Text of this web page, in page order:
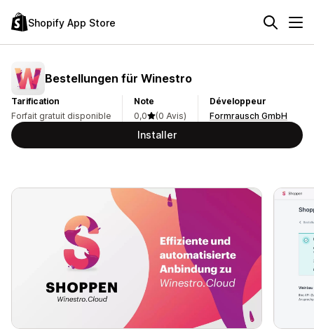
Shopify App Store
Bestellungen für Winestro
Tarification
Forfait gratuit disponible
Note
0,0
(0 Avis)
Développeur
Formrausch GmbH
Installer